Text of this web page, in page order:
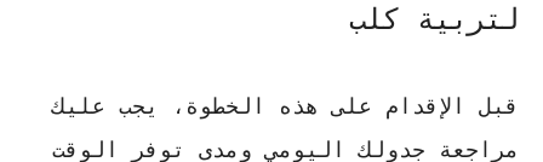
لتربية كلب
قبل الإقدام على هذه الخطوة، يجب عليك
مراجعة جدولك اليومي ومدى توفر الوقت